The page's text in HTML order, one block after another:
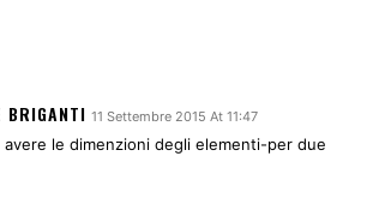
BRIGANTI 11 Settembre 2015 At 11:47
avere le dimenzioni degli elementi-per due